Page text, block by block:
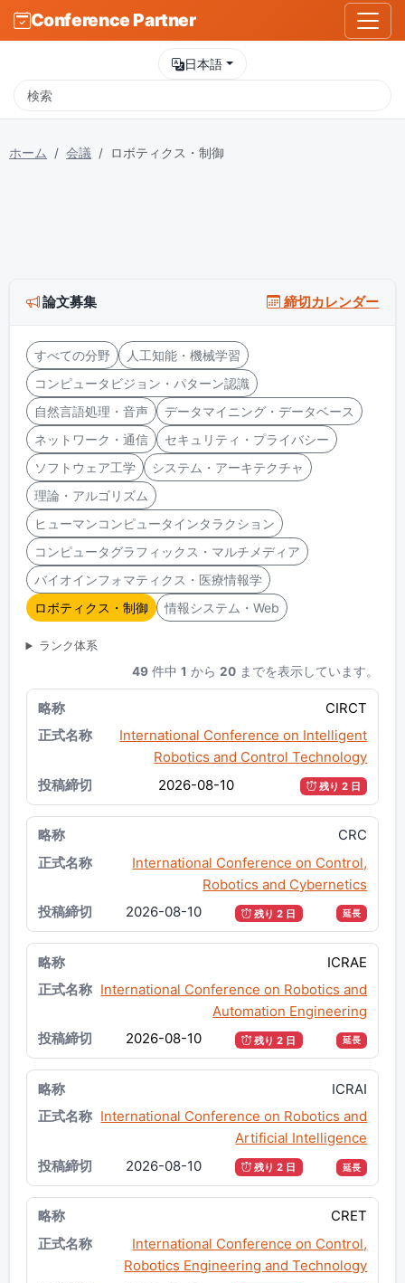
Conference Partner
日本語
ホーム 会議 ロボティクス・制御
論文募集 締切カレンダー
すべての分野
人工知能・機械学習
コンピュータビジョン・パターン認識
自然言語処理・音声
データマイニング・データベース
ネットワーク・通信
セキュリティ・プライバシー
ソフトウェア工学
システム・アーキテクチャ
理論・アルゴリズム
ヒューマンコンピュータインタラクション
コンピュータグラフィックス・マルチメディア
バイオインフォマティクス・医療情報学
ロボティクス・制御
情報システム・Web
ランク体系
49 件中1 から20 までを表示しています。
CIRCT
International Conference on Intelligent
Robotics and Control Technology
2026-08-10
残り 2 日
CRC
International Conference on Control,
Robotics and Cybernetics
2026-08-10
残り 2 日 延長
ICRAE
International Conference on Robotics and
Automation Engineering
2026-08-10
残り 2 日 延長
ICRAI
International Conference on Robotics and
Artificial Intelligence
2026-08-10
残り 2 日 延長
CRET
International Conference on Control,
Robotics Engineering and Technology